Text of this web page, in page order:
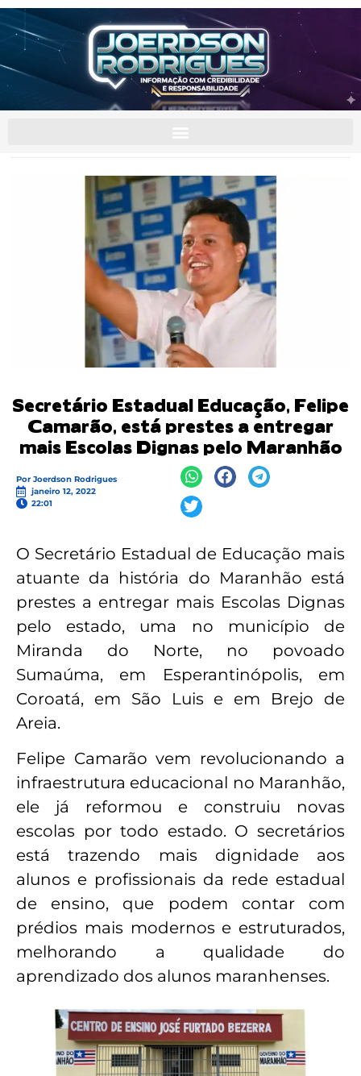
Secretário Estadual Educação, Felipe
Camarão, está prestes a entregar
mais Escolas Dignas pelo Maranhão
Por Joerdson Rodrigues
janeiro 12, 2022
22:01
O Secretário Estadual de Educação mais
atuante da história do Maranhão está
prestes a entregar mais Escolas Dignas
pelo estado, uma no município de
Miranda do Norte, no povoado
Sumaúma, em Esperantinópolis, em
Coroatá, em São Luis e em Brejo de
Areia.
Felipe Camarão vem revolucionando a
infraestrutura educacional no Maranhão,
ele já reformou e construiu novas
escolas por todo estado. O secretários
está trazendo mais dignidade aos
alunos e profissionais da rede estadual
de ensino, que podem contar com
prédios mais modernos e estruturados,
melhorando a qualidade do
aprendizado dos alunos maranhenses.